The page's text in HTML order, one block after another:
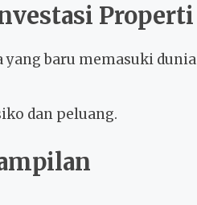
Properti
baru memasuki dunia
dan peluang.